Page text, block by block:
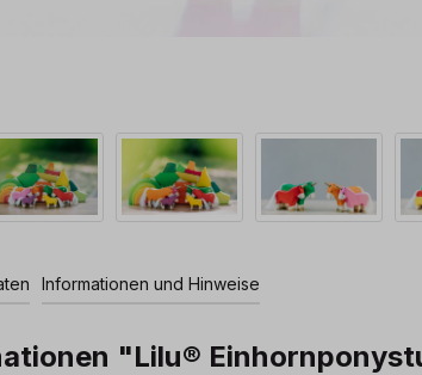
Informationen und Hinweise
"Lilu®